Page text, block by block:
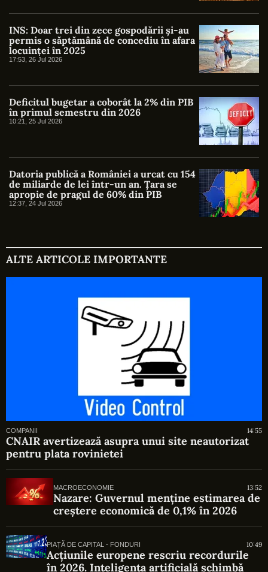
INS: Doar trei din zece gospodării și-au
permis o săptămână de concediu în afara
locuinței în 2025
17:53, 26 Jul 2026
Deficitul bugetar a coborât la 2% din PIB
în primul semestru din 2026
10:21, 25 Jul 2026
Datoria publică a României a urcat cu 154
de miliarde de lei într-un an. Țara se
apropie de pragul de 60% din PIB
12:37, 24 Jul 2026
ALTE ARTICOLE IMPORTANTE
COMPANII 14:55
CNAIR avertizează asupra unui site neautorizat
pentru plata rovinietei
MACROECONOMIE 13:52
Nazare: Guvernul menține estimarea de
creștere economică de 0,1% în 2026
PIAȚĂ DE CAPITAL - FONDURI 10:49
Acțiunile europene rescriu recordurile
în 2026. Inteligența artificială schimbă